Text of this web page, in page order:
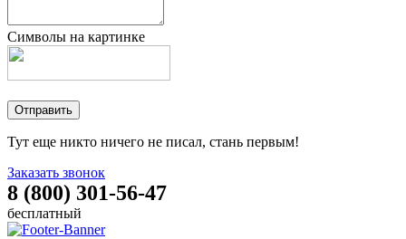
Символы на картинке
Тут еще никто ничего не писал, стань первым!
Заказать звонок
8 (800) 301-56-47
бесплатный